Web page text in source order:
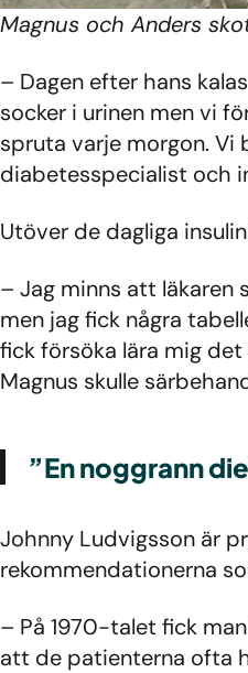
Magnus och Anders
– Dagen efter hans
socker i urinen men vi
spruta varje morgon. Vi
diabetesspecialist och
Utöver de dagliga
– Jag minns att
men jag fick några
fick försöka lära mig
Magnus skulle
”En noggrann
Johnny Ludvigsson är
rekommendationerna
– På 1970-talet fick
att de patienterna ofta